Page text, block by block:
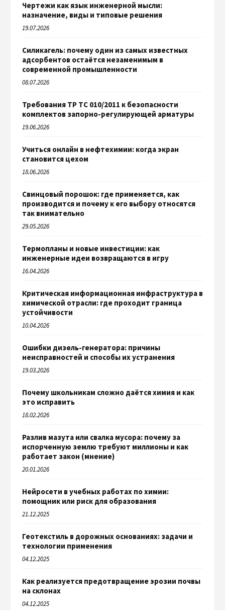
Чертежи как язык инженерной мысли:
назначение, виды и типовые решения
19.07.2026
Силикагель: почему один из самых известных
адсорбентов остаётся незаменимым в
современной промышленности
08.07.2026
Требования ТР ТС 010/2011 к безопасности
комплектов запорно-регулирующей арматуры
19.06.2026
Учиться онлайн в нефтехимии: когда экран
становится цехом
18.06.2026
Свинцовый порошок: где применяется, как
производится и почему к его выбору относятся
так внимательно
29.05.2026
Термопланы и новые инвестиции: как
инженерные идеи возвращаются в игру
16.04.2026
Критическая информационная инфраструктура в
химической отрасли: где проходит граница
устойчивости
10.04.2026
Ошибки дизель-генератора: причины
неисправностей и способы их устранения
19.03.2026
Почему школьникам сложно даётся химия и как
это исправить
18.02.2026
Разлив мазута или свалка мусора: почему за
испорченную землю требуют миллионы и как
работает закон (мнение)
20.01.2026
Нейросети в учебных работах по химии:
помощник или риск для образования
21.12.2025
Геотекстиль в дорожных основаниях: задачи и
технологии применения
04.12.2025
Как реализуется предотвращение эрозии почвы
на склонах
04.12.2025